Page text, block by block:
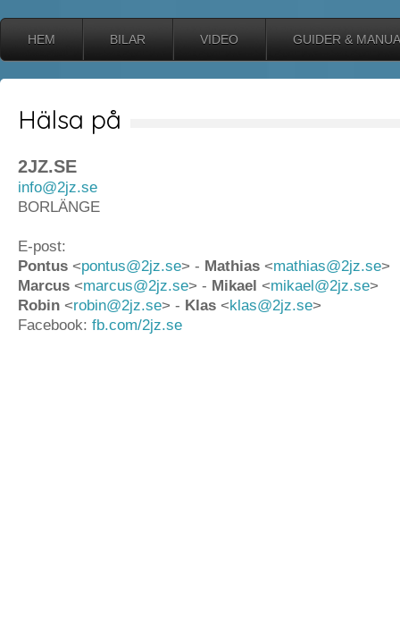
HEM BILAR VIDEO GUIDER &
Hälsa på
2JZ.SE
info@2jz.se
BORLÄNGE
E-post:
Pontus <pontus@2jz.se> - Mathias <mathias@2jz.se>
Marcus <marcus@2jz.se> - Mikael <mikael@2jz.se>
Robin <robin@2jz.se> - Klas <klas@2jz.se>
Facebook: fb.com/2jz.se